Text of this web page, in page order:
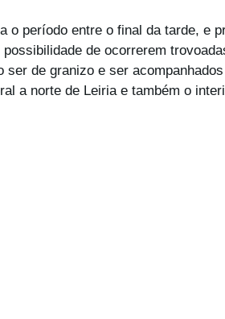
o período entre o final da tarde, e
de ocorrerem
ser de granizo e ser
a norte de Leiria e também o